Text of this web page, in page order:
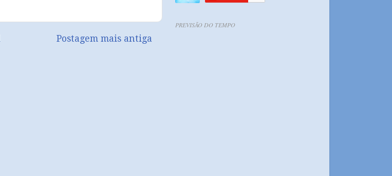
Postagem mais antiga
PREVISÃO DO TEMPO